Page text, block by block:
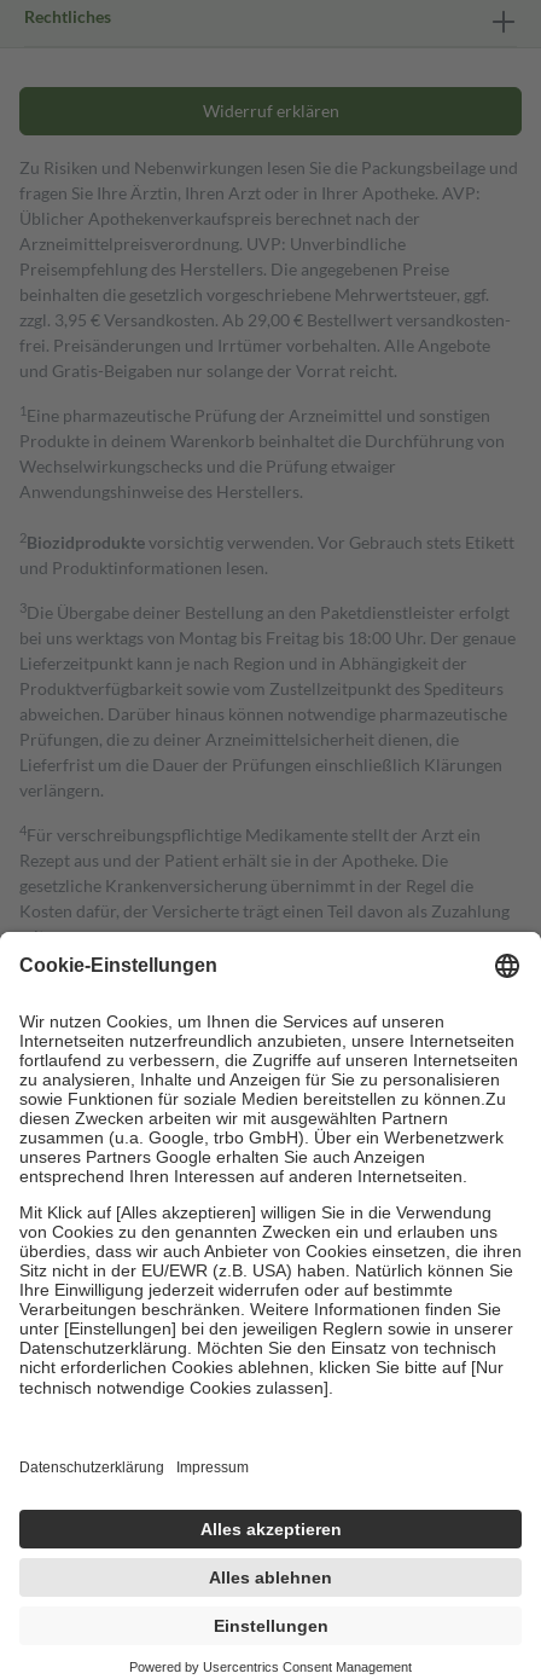
Rechtliches
Widerruf erklären
Zu Risiken und Nebenwirkungen lesen Sie die Packungsbeilage und
fragen Sie Ihre Ärztin, Ihren Arzt oder in Ihrer Apotheke. AVP:
Üblicher Apothekenverkaufspreis berechnet nach der
Arzneimittelpreisverordnung. UVP: Unverbindliche
Preisempfehlung des Herstellers. Die angegebenen Preise
beinhalten die gesetzlich vorgeschriebene Mehrwertsteuer, ggf.
zzgl. 3,95 € Versandkosten. Ab 29,00 € Bestell­wert versand­kosten­
frei. Preisänderungen und Irrtümer vorbehalten. Alle Angebote
und Gratis-Beigaben nur solange der Vorrat reicht.
1 Eine pharmazeutische Prüfung der Arzneimittel und sonstigen
Produkte in deinem Warenkorb beinhaltet die Durchführung von
Wechselwirkungschecks und die Prüfung etwaiger
Anwendungshinweise des Herstellers.
2Biozidproduktevorsichtig verwenden. Vor Gebrauch stets Etikett
und Produktinformationen lesen.
3Die Übergabe deiner Bestellung an den Paketdienstleister erfolgt
bei uns werktags von Montag bis Freitag bis 18:00 Uhr. Der genaue
Lieferzeitpunkt kann je nach Region und in Abhängigkeit der
Produktverfügbarkeit sowie vom Zustellzeitpunkt des Spediteurs
abweichen. Darüber hinaus können notwendige pharmazeutische
Prüfungen, die zu deiner Arzneimittelsicherheit dienen, die
Lieferfrist um die Dauer der Prüfungen einschließlich Klärungen
verlängern.
4Für verschreibungspflichtige Medikamente stellt der Arzt ein
Rezept aus und der Patient erhält sie in der Apotheke. Die
gesetzliche Krankenversicherung übernimmt in der Regel die
Kosten dafür, der Versicherte trägt einen Teil davon als Zuzahlung
mit.
Grundsätzlich leisten Mitglieder Zuzahlungen in Höhe von zehn
höchstens zehn Euro.
Es sind jedoch nie mehr als die tatsächlichen
Kosten der Leistung zu entrichten.
Diese Regeln gelten grundsätzlich auch für Online-Apotheken.
Bei Heilmitteln und häuslicher Krankenpflege beträgt die
Zuzahlung zehn Prozent der Kosten sowie zehn Euro je
Verordnung.
Um das Engagement der Versicherten für ihre eigene Gesundheit zu
stärken und die besondere Stellung der Familie zu unterstützen,
fallenkeine Zuzahlungenan bei:
• Kindern und Jugendlichen bis zum vollendeten 18. Lebensjahr
mit Ausnahme der Fahrkosten
• Untersuchungen zur Vorsorge und Früherkennung, die von der
GKV getragen werden
• empfohlenen Schutzimpfungen
• Harn- und Blutteststreifen
getroffen, um sicherzustellen, dass es sich um echte Bewertungen
https://help.etrusted.com/hc/de/articles/4419944605341
Einige Bilder und Inhalte wurden unter Zuhilfenahme künstlicher